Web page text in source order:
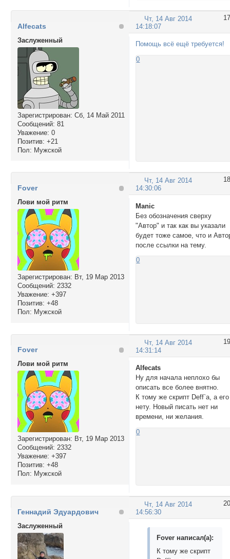
17
Чт, 14 Авг 2014
14:18:07
Alfecats
Заслуженный
Зарегистрирован: Сб, 14 Май 2011
Сообщений: 81
Уважение: 0
Позитив: +21
Пол: Мужской
Помощь всё ещё требуется!
0
18
Чт, 14 Авг 2014
14:30:06
Fover
Лови мой ритм
Зарегистрирован: Вт, 19 Мар 2013
Сообщений: 2332
Уважение: +397
Позитив: +48
Пол: Мужской
Manic
Без обозначения сверху
"Автор" и так как вы указали
будет тоже самое, что и
после ссылки на тему.
0
19
Чт, 14 Авг 2014
14:31:14
Fover
Лови мой ритм
Зарегистрирован: Вт, 19 Мар 2013
Сообщений: 2332
Уважение: +397
Позитив: +48
Пол: Мужской
Alfecats
Ну для начала неплохо бы
описать все более внятно.
К тому же скрипт Deff`а, а его
нету. Новый писать нет ни
времени, ни желания.
0
20
Чт, 14 Авг 2014
14:56:30
Геннадий Эдуардович
Заслуженный
Fover написал(а):
К тому же скрипт